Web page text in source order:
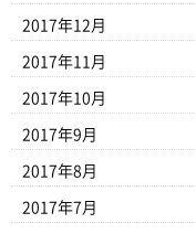
2017年12月
2017年11月
2017年10月
2017年9月
2017年8月
2017年7月